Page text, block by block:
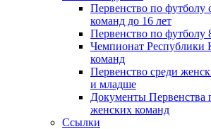
Первенство по футболу
команд до 16 лет
Первенство по футболу
Чемпионат Республики
команд
Первенство среди
и младше
Документы Первенства
женских команд
Ссылки